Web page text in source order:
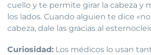
cuello y te permite girar la cabeza y
los lados. Cuando alguien te dice
cabeza, dale las gracias al
Curiosidad: Los médicos lo usan